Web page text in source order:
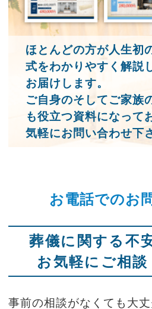
ほとんどの方が人生初
式をわかりやすく解説
お届けします。
ご自身のそしてご家族
も役立つ資料になって
気軽にお問い合わせ下
お電話でのお
葬儀に関する不
お気軽にご相談
事前の相談がなくても大丈